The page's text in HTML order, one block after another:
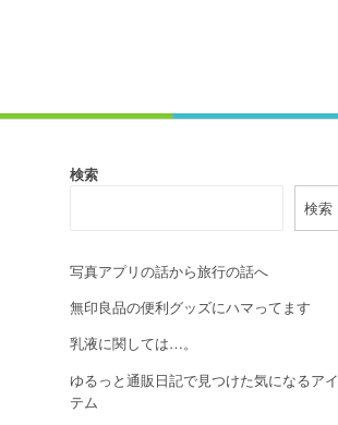
検索
検索
写真アプリの話から旅行の話へ
無印良品の便利グッズにハマってます
乳液に関しては…。
ゆるっと通販日記で見つけた気になるアイ
テム